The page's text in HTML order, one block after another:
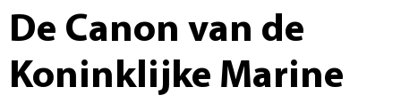
De Canon van de
Koninklijke Marine